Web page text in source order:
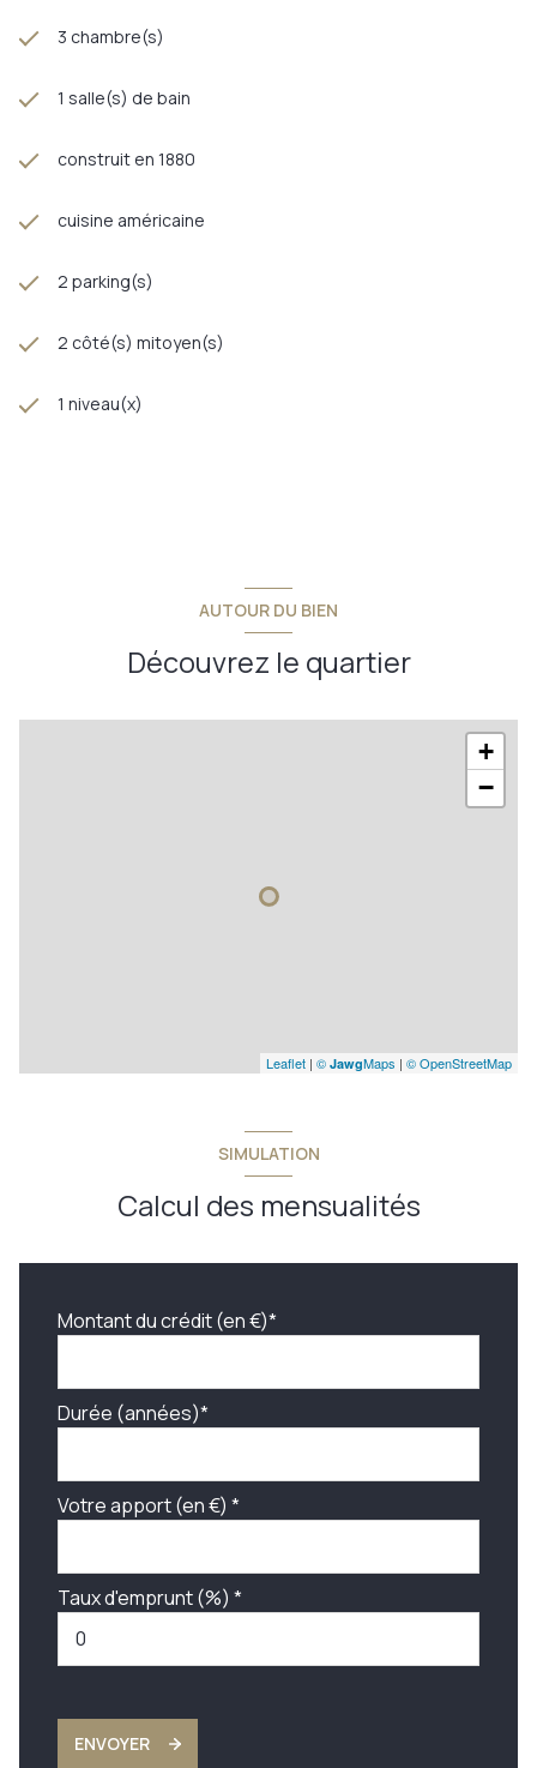
Contactez moi au O6 32 90 30 94
A très vite, Kate
3 chambre(s)
1 salle(s) de bain
construit en 1880
cuisine américaine
2 parking(s)
2 côté(s) mitoyen(s)
1 niveau(x)
AUTOUR DU BIEN
Découvrez le quartier
+
−
Leaflet | © JawgMaps | © OpenStreetMap
SIMULATION
Calcul des mensualités
Montant du crédit (en €)*
Durée (années)*
Votre apport (en €) *
Taux d'emprunt (%) *
ENVOYER